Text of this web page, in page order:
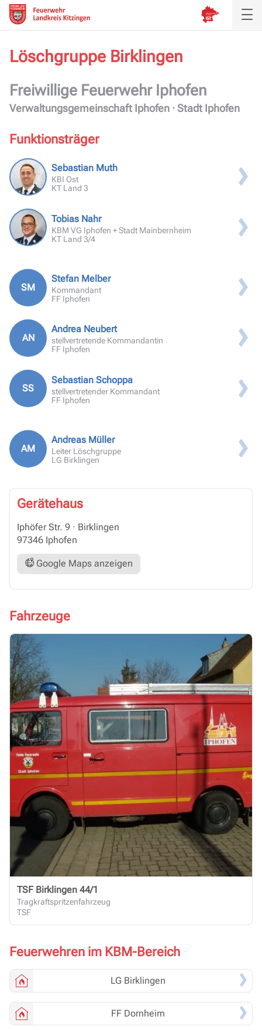
Löschgruppe Birklingen
Freiwillige Feuerwehr Iphofen
Verwaltungsgemeinschaft Iphofen · Stadt Iphofen
Funktionsträger
Sebastian Muth
KBI Ost
KT Land 3
Tobias Nahr
KBM VG Iphofen + Stadt Mainbernheim
KT Land 3/4
SM
Stefan Melber
Kommandant
FF Iphofen
AN
Andrea Neubert
stellvertretende Kommandantin
FF Iphofen
SS
Sebastian Schoppa
stellvertretender Kommandant
FF Iphofen
AM
Andreas Müller
Leiter Löschgruppe
LG Birklingen
Gerätehaus
Iphöfer Str. 9 · Birklingen
97346 Iphofen
Google Maps anzeigen
Fahrzeuge
TSF Birklingen 44/1
Tragkraftspritzenfahrzeug
TSF
Feuerwehren im KBM-Bereich
LG Birklingen
FF Dornheim
Inspektion